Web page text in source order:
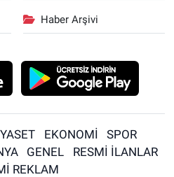
Haber Arşivi
EKONOMİ
SPOR
GENEL
RESMİ İLANLAR
REKLAM